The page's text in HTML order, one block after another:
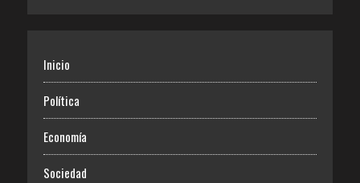
Inicio
Política
Economía
Sociedad